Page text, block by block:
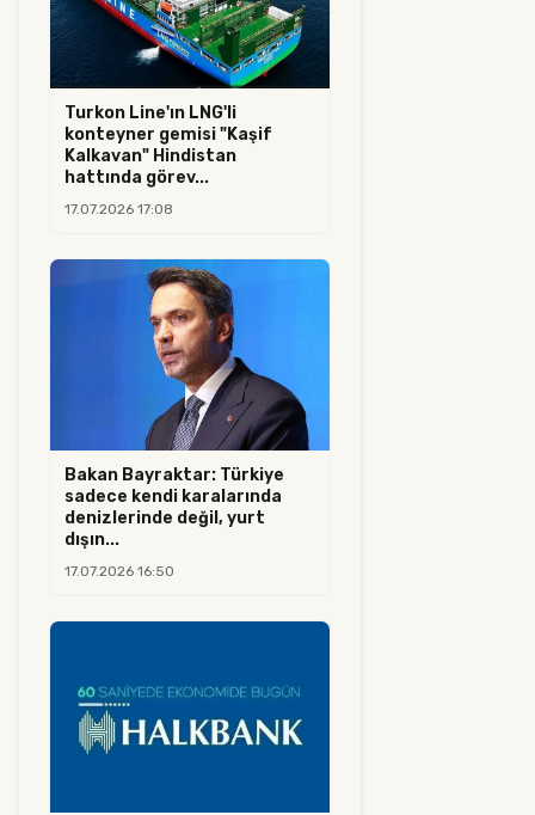
Turkon Line'ın LNG'li
konteyner gemisi "Kaşif
Kalkavan" Hindistan
hattında görev...
17.07.2026 17:08
Bakan Bayraktar: Türkiye
sadece kendi karalarında
denizlerinde değil, yurt
dışın...
17.07.2026 16:50